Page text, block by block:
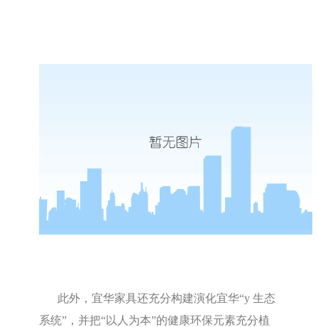
此外，宜华家具还充分构建演化宜华“y 生态
系统”，并把“以人为本”的健康环保元素充分植